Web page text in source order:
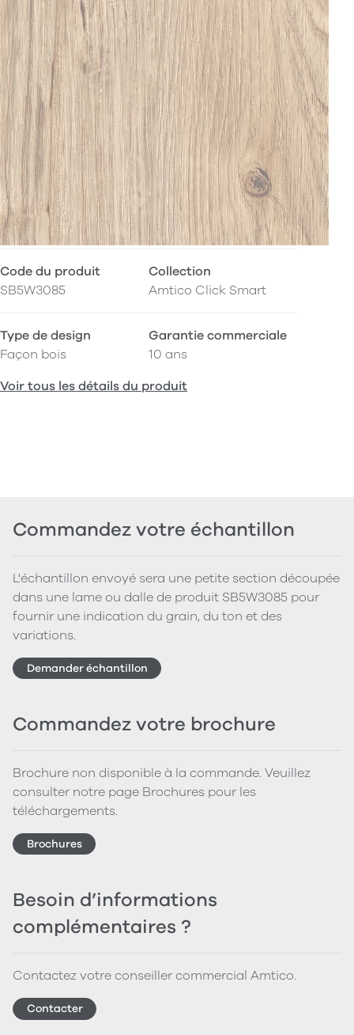
Code du produit
SB5W3085
Collection
Amtico Click Smart
Type de design
Façon bois
Garantie commerciale
10 ans
Voir tous les détails du produit
Commandez votre échantillon
L'échantillon envoyé sera une petite section découpée
dans une lame ou dalle de produit SB5W3085 pour
fournir une indication du grain, du ton et des
variations.
Demander échantillon
Commandez votre brochure
Brochure non disponible à la commande. Veuillez
consulter notre page Brochures pour les
téléchargements.
Brochures
Besoin d’informations
complémentaires ?
Contactez votre conseiller commercial Amtico.
Contacter